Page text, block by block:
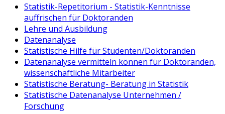
Statistik-Repetitorium - Statistik-Kenntnisse
auffrischen für Doktoranden
Lehre und Ausbildung
Datenanalyse
Statistische Hilfe für Studenten/Doktoranden
Datenanalyse vermitteln können für Doktoranden,
wissenschaftliche Mitarbeiter
Statistische Beratung- Beratung in Statistik
Statistische Datenanalyse Unternehmen /
Forschung